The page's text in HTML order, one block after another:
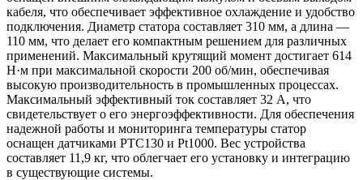
кабеля, что обеспечивает эффективное охлаждение и удобство
подключения. Диаметр статора составляет 310 мм, а длина —
110 мм, что делает его компактным решением для различных
применений. Максимальный крутящий момент достигает 614
Н·м при максимальной скорости 200 об/мин, обеспечивая
высокую производительность в промышленных процессах.
Максимальный эффективный ток составляет 32 А, что
свидетельствует о его энергоэффективности. Для обеспечения
надежной работы и мониторинга температуры статор
оснащен датчиками PTC130 и Pt1000. Вес устройства
составляет 11,9 кг, что облегчает его установку и интеграцию
в существующие системы.